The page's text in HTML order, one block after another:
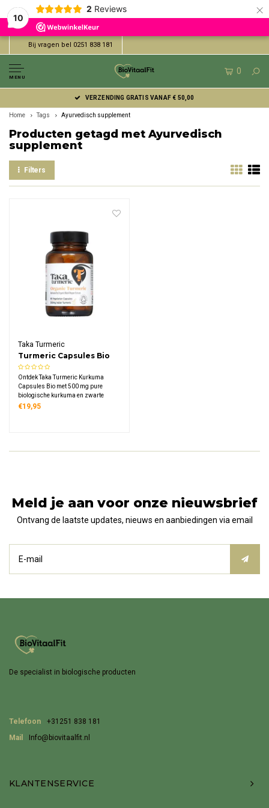
10
2 Reviews ×
Bij vragen bel 0251 838 181
MENU
0
VERZENDING GRATIS VANAF € 50,00
Home Tags Ayurvedisch supplement
Producten getagd met Ayurvedisch
supplement
Filters
Taka Turmeric
Turmeric Capsules Bio
Ontdek Taka Turmeric Kurkuma
Capsules Bio met 500 mg pure
biologische kurkuma en zwarte
peperextract per capsule. Deze
€19,95
Meld je aan voor onze nieuwsbrief
Ontvang de laatste updates, nieuws en aanbiedingen via email
De specialist in biologische producten
Telefoon
+31251 838 181
Mail
Info@biovitaalfit.nl
KLANTENSERVICE